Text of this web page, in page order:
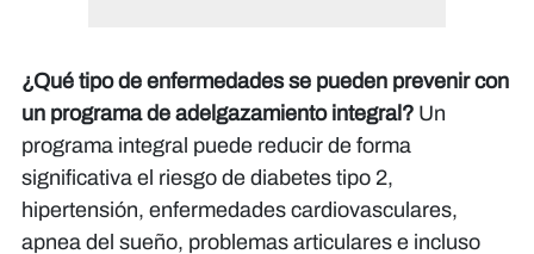
¿Qué tipo de enfermedades se pueden prevenir con
un programa de adelgazamiento integral? Un
programa integral puede reducir de forma
significativa el riesgo de diabetes tipo 2,
hipertensión, enfermedades cardiovasculares,
apnea del sueño, problemas articulares e incluso